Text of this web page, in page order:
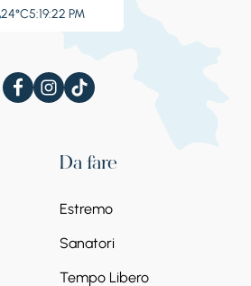
24°C5:19:22 PM
Da fare
Estremo
Sanatori
Tempo Libero